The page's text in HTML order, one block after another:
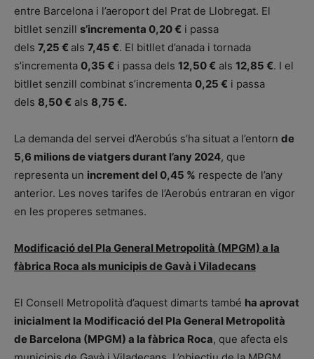
entre Barcelona i l’aeroport del Prat de Llobregat. El
bitllet senzill s’incrementa 0,20 € i passa
dels 7,25 € als 7,45 €. El bitllet d’anada i tornada
s’incrementa 0,35 € i passa dels 12,50 € als 12,85 €. I el
bitllet senzill combinat s’incrementa 0,25 € i passa
dels 8,50 € als 8,75 €.
La demanda del servei d’Aerobús s’ha situat a l’entorn de
5,6 milions de viatgers durant l’any 2024, que
representa un increment del 0,45 % respecte de l’any
anterior. Les noves tarifes de l’Aerobús entraran en vigor
en les properes setmanes.
Modificació del Pla General Metropolità (MPGM) a la
fàbrica Roca als municipis de Gavà i Viladecans
El Consell Metropolità d’aquest dimarts també ha aprovat
inicialment la Modificació del Pla General Metropolità
de Barcelona (MPGM) a la fàbrica Roca, que afecta els